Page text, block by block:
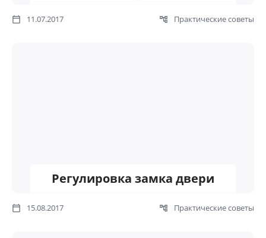
11.07.2017 Практические советы
Регулировка замка двери
15.08.2017 Практические советы